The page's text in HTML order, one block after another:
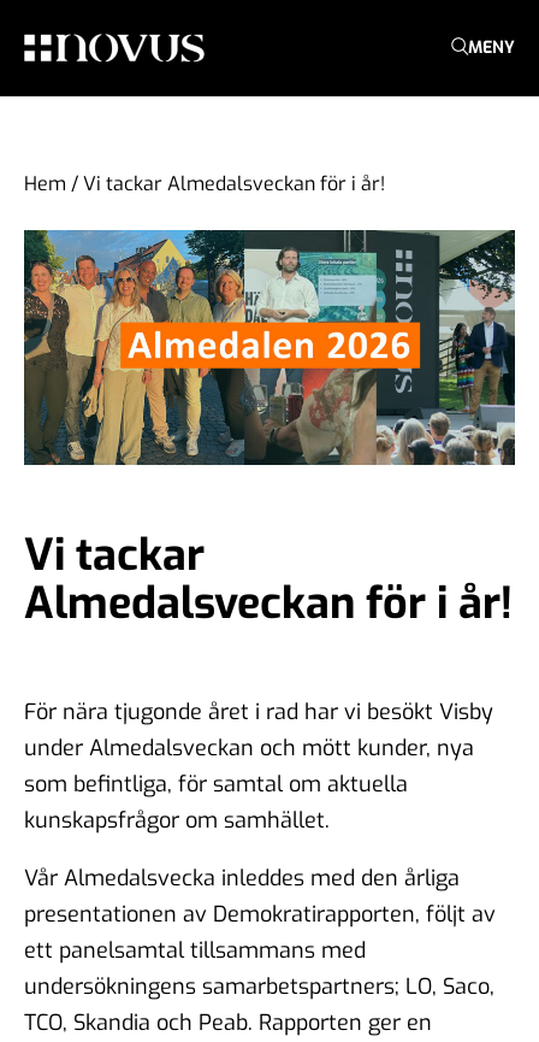
MENY
Hem /Vi tackar Almedalsveckan för i år!
Vi tackar
Almedalsveckan för i år!
För nära tjugonde året i rad har vi besökt Visby
under Almedalsveckan och mött kunder, nya
som befintliga, för samtal om aktuella
kunskapsfrågor om samhället.
Vår Almedalsvecka inleddes med den årliga
presentationen av Demokratirapporten, följt av
ett panelsamtal tillsammans med
undersökningens samarbetspartners; LO, Saco,
TCO, Skandia och Peab. Rapporten ger en